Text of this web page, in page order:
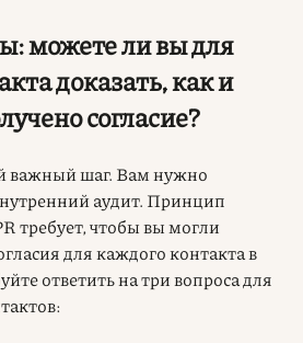
можете ли вы для
доказать, как и
согласие?
важный шаг. Вам нужно
аудит. Принцип
требует, чтобы вы могли
для каждого контакта в
ответить на три вопроса для